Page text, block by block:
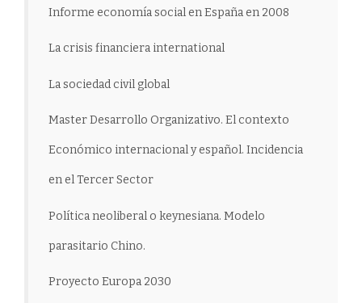
Informe economía social en España en 2008
La crisis financiera international
La sociedad civil global
Master Desarrollo Organizativo. El contexto
Económico internacional y español. Incidencia
en el Tercer Sector
Política neoliberal o keynesiana. Modelo
parasitario Chino.
Proyecto Europa 2030